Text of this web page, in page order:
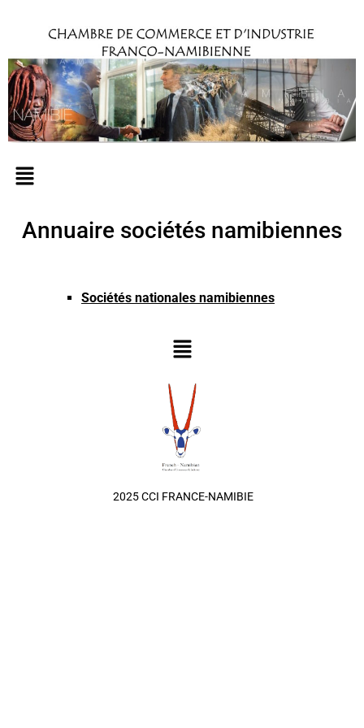
Annuaire sociétés namibiennes
Sociétés nationales namibiennes
2025 CCI FRANCE-NAMIBIE